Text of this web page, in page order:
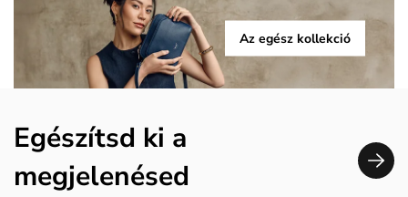
Az egész kollekció
Egészítsd ki a
megjelenésed